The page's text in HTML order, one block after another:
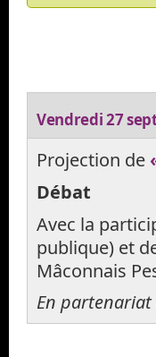
Vendredi 27
Projection de
Débat
Avec la
publique) et
Mâconnais
En partenariat